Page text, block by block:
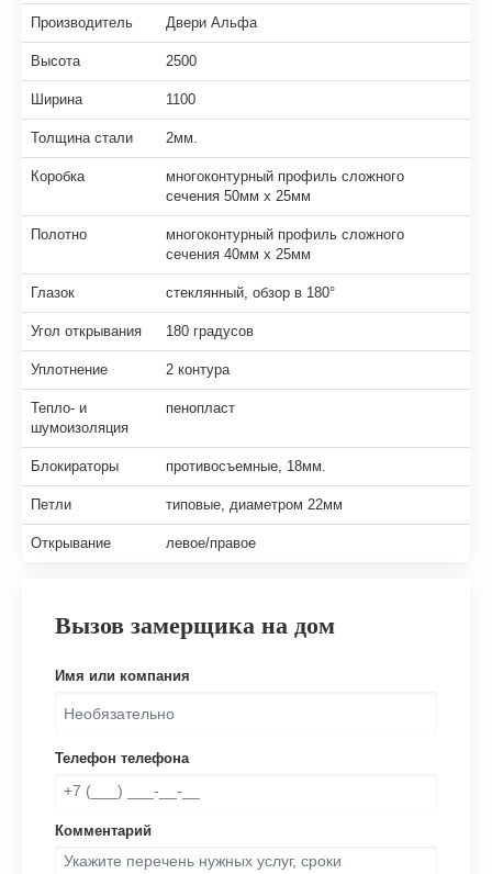
Производитель Двери Альфа
Высота 2500
Ширина 1100
Толщина стали 2мм.
Коробка
многоконтурный профиль сложного
сечения 50мм х 25мм
Полотно
многоконтурный профиль сложного
сечения 40мм х 25мм
Глазок стеклянный, обзор в 180°
Угол открывания 180 градусов
Уплотнение 2 контура
Тепло- и
шумоизоляция
пенопласт
Блокираторы противосъемные, 18мм.
Петли типовые, диаметром 22мм
Открывание левое/правое
Вызов замерщика на дом
Имя или компания
Телефон телефона
Комментарий